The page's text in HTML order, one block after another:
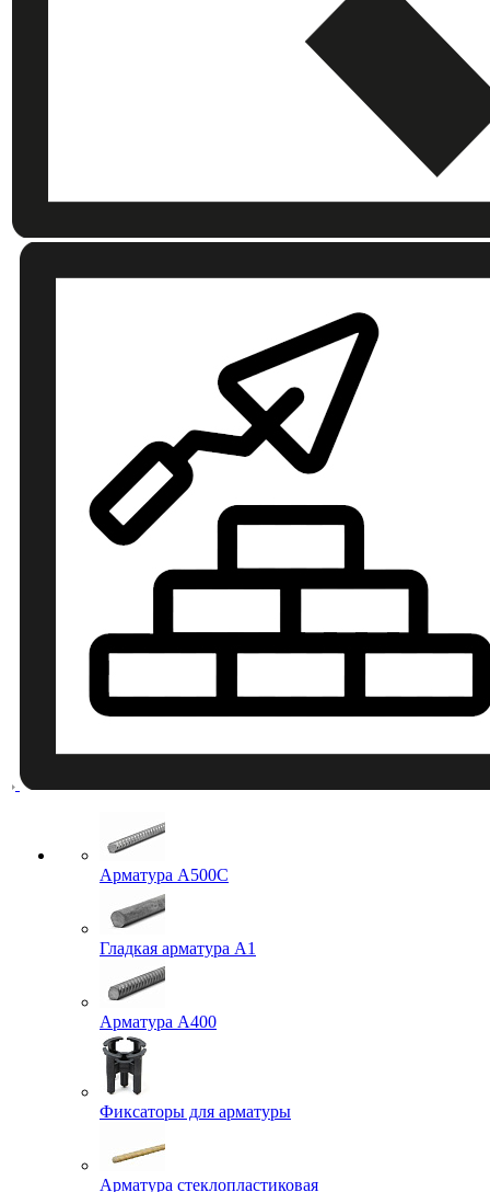
Арматура A500C
Гладкая арматура А1
Арматура А400
Фиксаторы для арматуры
Арматура стеклопластиковая